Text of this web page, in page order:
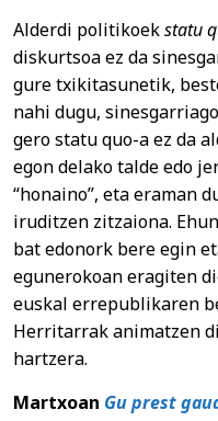
Alderdi politikoekstatu
diskurtsoa ez da
gure txikitasunetik,
nahi dugu,
gero statu quo-a ez da
egon delako talde edo
“honaino”, eta eraman
iruditzen zitzaiona.
bat edonork bere egin
egunerokoan eragiten
euskal errepublikaren
Herritarrak animatzen
hartzera.
Martxoan Gu prest